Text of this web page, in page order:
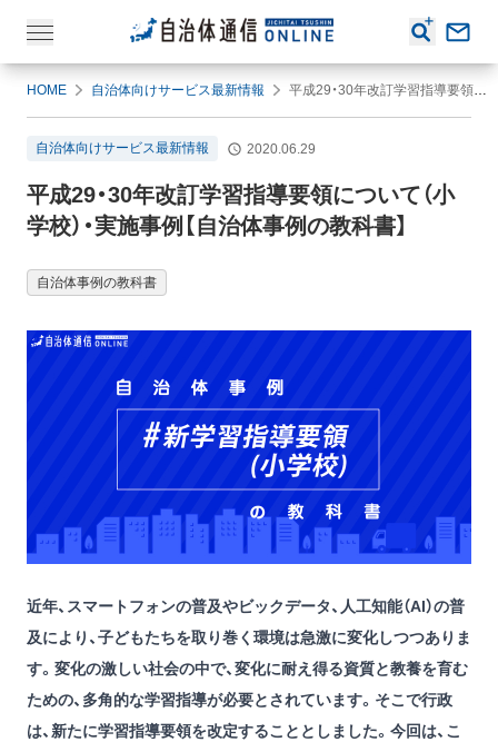
HOME 自治体向けサービス最新情報 平成29・30年改訂学習指導要領について（小学校）・実施事例【自治体事例の教科書】
自治体向けサービス最新情報 2020.06.29
平成29・30年改訂学習指導要領について（小
学校）・実施事例【自治体事例の教科書】
自治体事例の教科書
近年、スマートフォンの普及やビックデータ、人工知能（AI）の普
及により、子どもたちを取り巻く環境は急激に変化しつつありま
す。変化の激しい社会の中で、変化に耐え得る資質と教養を育む
ための、多角的な学習指導が必要とされています。そこで行政
は、新たに学習指導要領を改定することとしました。今回は、こ